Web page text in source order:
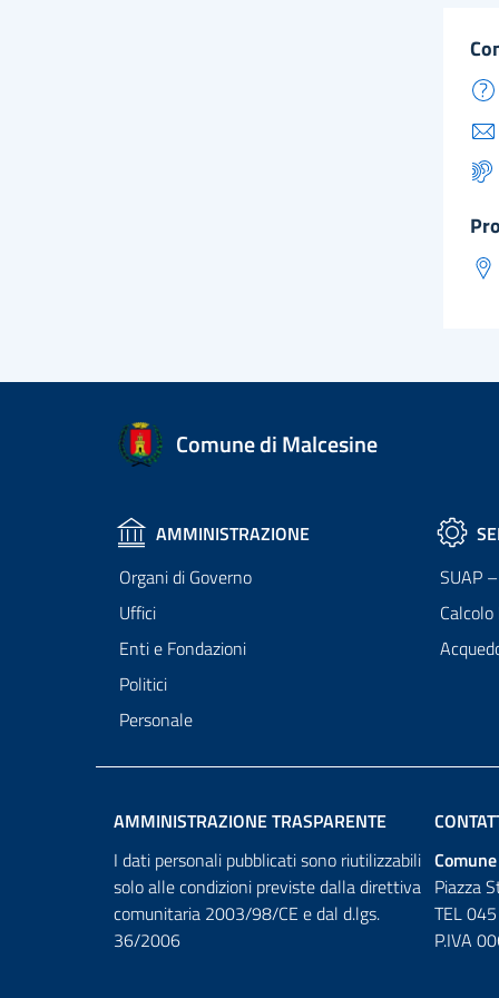
Comune di Malcesine
AMMINISTRAZIONE
Organi di Governo
Uffici
Enti e Fondazioni
Politici
Personale
SUAP
AMMINISTRAZIONE TRASPARENTE
I dati personali pubblicati sono riutilizzabili
solo alle condizioni previste dalla direttiva
comunitaria 2003/98/CE e dal d.lgs.
36/2006
Piazza
TEL
P.IVA